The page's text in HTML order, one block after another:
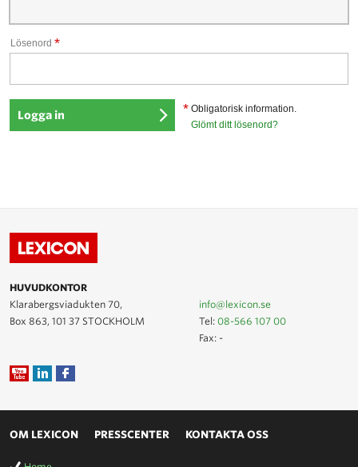
Lösenord *
* Obligatorisk information.
Glömt ditt lösenord?
HUVUDKONTOR
Klarabergsviadukten 70,
Box 863, 101 37 STOCKHOLM
info@lexicon.se
Tel:08-566 107 00
Fax: -
OM LEXICON PRESSCENTER KONTAKTA OSS